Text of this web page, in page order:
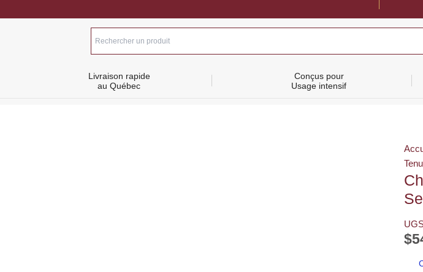
Livraison rapide
au Québec
Conçus pour
Usage intensif
$